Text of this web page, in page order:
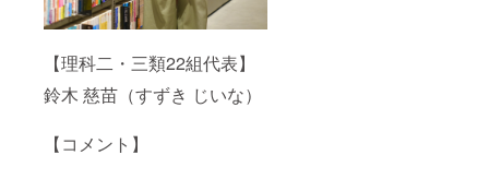
【理科二・三類22組代表】
鈴木 慈苗（すずき じいな）
【コメント】